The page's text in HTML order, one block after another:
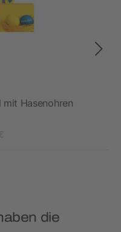
Hasenohren
die